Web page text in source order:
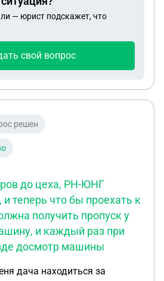
— юрист подскажет, что
свой вопрос
решен
до цеха, РН-ЮНГ
и теперь что бы проехать к
получить пропуск у
и каждый раз при
досмотр машины
дача находиться за